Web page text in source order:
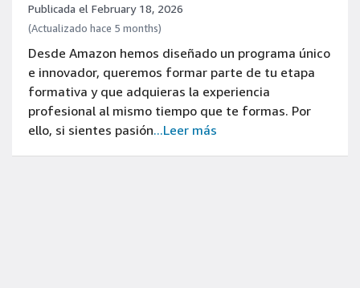
Publicada el February 18, 2026
(Actualizado hace 5 months)
Desde Amazon hemos diseñado un programa único
e innovador, queremos formar parte de tu etapa
formativa y que adquieras la experiencia
profesional al mismo tiempo que te formas. Por
ello, si sientes pasión...Leer más